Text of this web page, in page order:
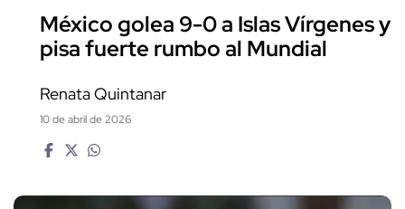
México golea 9-0 a Islas Vírgenes y
pisa fuerte rumbo al Mundial
Renata Quintanar
10 de abril de 2026